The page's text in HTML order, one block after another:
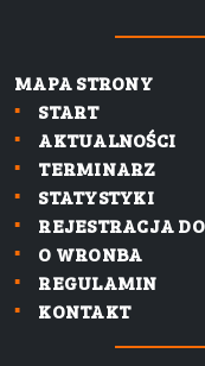
MAPA STRONY
START
AKTUALNOŚCI
TERMINARZ
STATYSTYKI
REJESTRACJA
O WRONBA
REGULAMIN
KONTAKT